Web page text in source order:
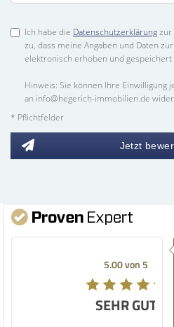
Ich habe die Datenschutzerklärungzur
zu, dass meine Angaben und Daten
elektronisch erhoben und gespeichert
Hinweis: Sie können Ihre Einwilligung
an info@hegerich-immobilien.de
* Pflichtfelder
Jetzt
5.00 von 5
SEHR GUT